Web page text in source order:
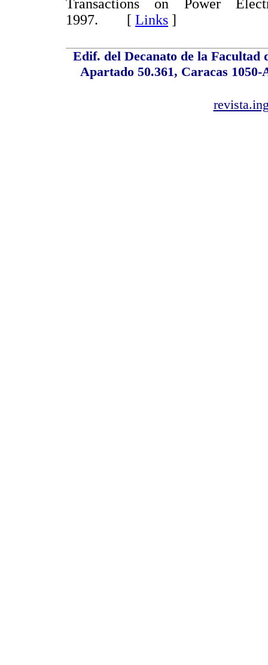
Transactions on Power
1997. [ Links ]
Edif. del Decanato de la
Apartado 50.361, Caracas 1050-